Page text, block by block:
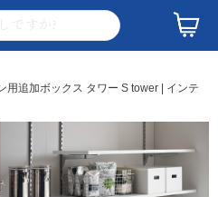
用追加ボックス タワー S tower | インテ